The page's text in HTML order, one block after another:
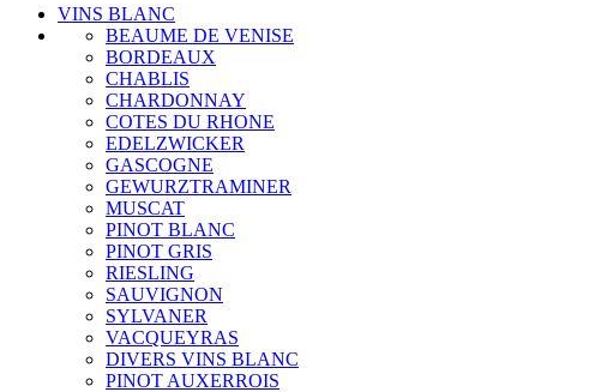
VINS BLANC
BEAUME DE VENISE
BORDEAUX
CHABLIS
CHARDONNAY
COTES DU RHONE
EDELZWICKER
GASCOGNE
GEWURZTRAMINER
MUSCAT
PINOT BLANC
PINOT GRIS
RIESLING
SAUVIGNON
SYLVANER
VACQUEYRAS
DIVERS VINS BLANC
PINOT AUXERROIS